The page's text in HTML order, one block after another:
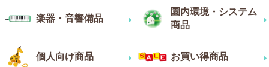
楽器・音響備品
園内環境・システム
商品
個人向け商品 お買い得商品